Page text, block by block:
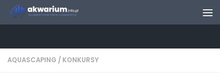
Skip to content
AQUASCAPING / KONKURSY